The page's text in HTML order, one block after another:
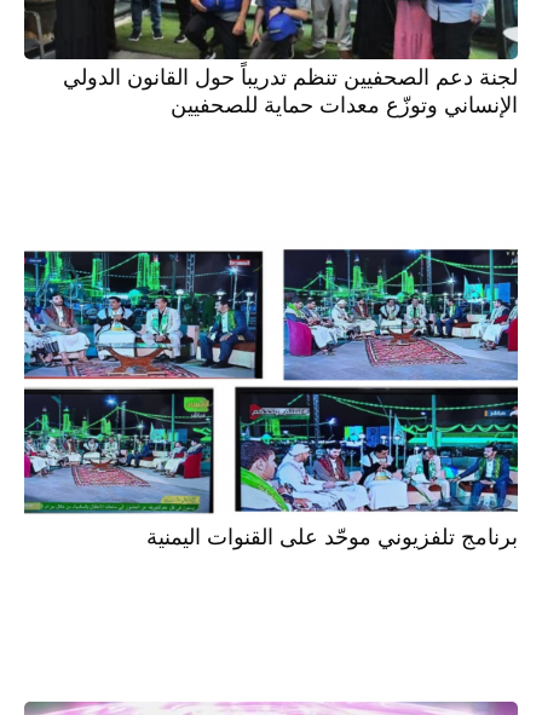
لجنة دعم الصحفيين تنظم تدريباً حول القانون الدولي
الإنساني وتوزّع معدات حماية للصحفيين
برنامج تلفزيوني موحّد على القنوات اليمنية